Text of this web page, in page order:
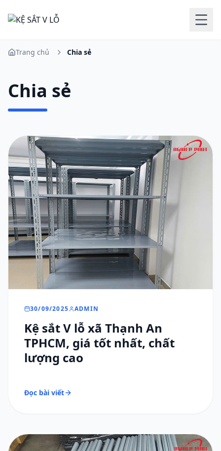
Trang chủ Chia sẻ
Chia sẻ
30/09/2025 ADMIN
Kệ sắt V lỗ xã Thạnh An
TPHCM, giá tốt nhất, chất
lượng cao
Đọc bài viết